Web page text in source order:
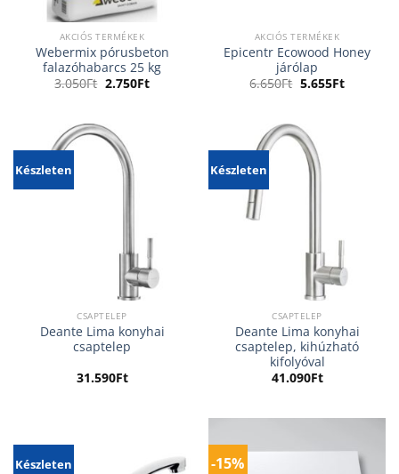
AKCIÓS TERMÉKEK
Webermix pórusbeton
falazóhabarcs 25 kg
3.050Ft Original
2.750FtCurrent
AKCIÓS TERMÉKEK
Epicentr Ecowood Honey
járólap
6.650Ft Original
5.655FtCurrent
Készleten
CSAPTELEP
Deante Lima konyhai
csaptelep
31.590Ft
Készleten
CSAPTELEP
Deante Lima konyhai
csaptelep, kihúzható
kifolyóval
41.090Ft
Készleten -15%